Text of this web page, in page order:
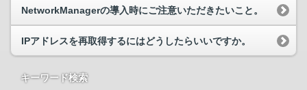
NetworkManagerの導入時にご注意いただきたいこと。
IPアドレスを再取得するにはどうしたらいいですか。
キーワード検索